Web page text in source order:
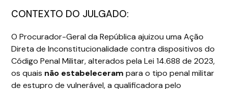
CONTEXTO DO JULGADO:
O Procurador-Geral da República ajuizou uma Ação
Direta de Inconstitucionalidade contra dispositivos do
Código Penal Militar, alterados pela Lei 14.688 de 2023,
os quais não estabeleceram para o tipo penal militar
de estupro de vulnerável, a qualificadora pelo